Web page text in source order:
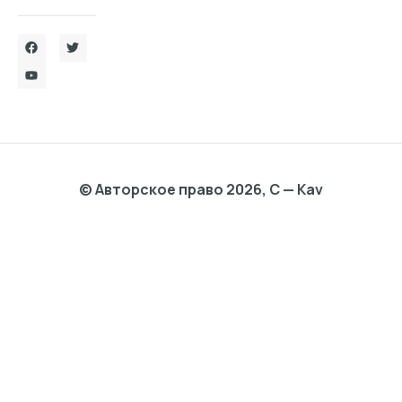
© Авторское право 2026, C — Kav